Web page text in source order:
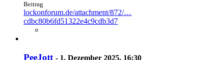
Beitrag
lockonforum.de/attachment/872/…
cdbc80b6fd51322e4c9cdb3d7
PeeJott - 1. Dezember 2025, 16:30